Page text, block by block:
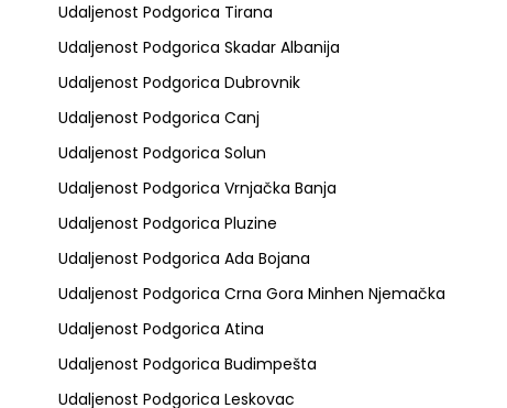
Udaljenost Podgorica Tirana
Udaljenost Podgorica Skadar Albanija
Udaljenost Podgorica Dubrovnik
Udaljenost Podgorica Canj
Udaljenost Podgorica Solun
Udaljenost Podgorica Vrnjačka Banja
Udaljenost Podgorica Pluzine
Udaljenost Podgorica Ada Bojana
Udaljenost Podgorica Crna Gora Minhen Njemačka
Udaljenost Podgorica Atina
Udaljenost Podgorica Budimpešta
Udaljenost Podgorica Leskovac